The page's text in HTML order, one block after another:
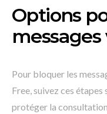
Options
Pour bloquer les
Free, suivez ces
protéger la